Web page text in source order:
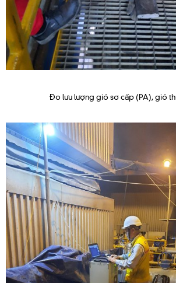
Đo lưu lượng gió sơ cấp (PA), gió